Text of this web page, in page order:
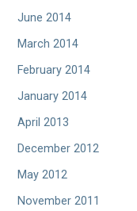
June 2014
March 2014
February 2014
January 2014
April 2013
December 2012
May 2012
November 2011